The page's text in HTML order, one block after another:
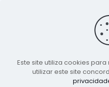
Este site utiliza cookies
utilizar este site